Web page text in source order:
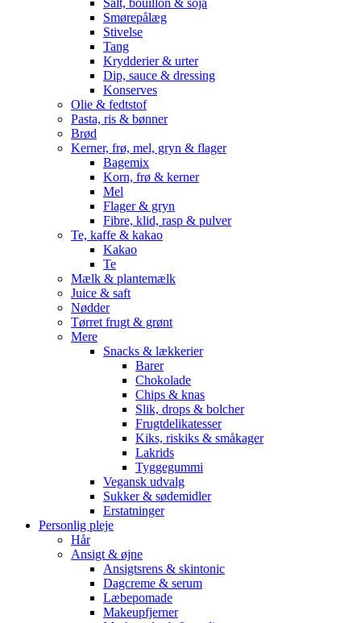
Salt, bouillon & soja
Smørepålæg
Stivelse
Tang
Krydderier & urter
Dip, sauce & dressing
Konserves
Olie & fedtstof
Pasta, ris & bønner
Brød
Kerner, frø, mel, gryn & flager
Bagemix
Korn, frø & kerner
Mel
Flager & gryn
Fibre, klid, rasp & pulver
Te, kaffe & kakao
Kakao
Te
Mælk & plantemælk
Juice & saft
Nødder
Tørret frugt & grønt
Mere
Snacks & lækkerier
Barer
Chokolade
Chips & knas
Slik, drops & bolcher
Frugtdelikatesser
Kiks, riskiks & småkager
Lakrids
Tyggegummi
Vegansk udvalg
Sukker & sødemidler
Erstatninger
Personlig pleje
Hår
Ansigt & øjne
Ansigtsrens & skintonic
Dagcreme & serum
Læbepomade
Makeupfjerner